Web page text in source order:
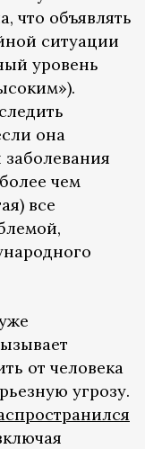
что объявлять
ситуации
уровень
она
более чем
все
от человека
угрозу.